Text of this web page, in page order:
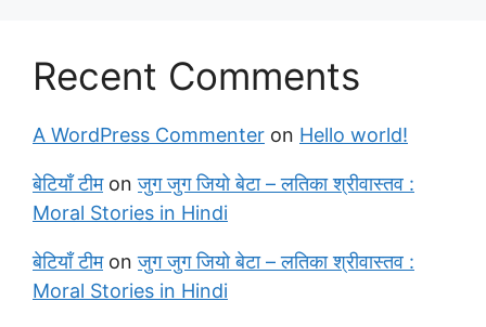
Recent Comments
A WordPress Commenter on Hello world!
बेटियाँ टीमonजुग जुग जियो बेटा – लतिका श्रीवास्तव :
Moral Stories in Hindi
बेटियाँ टीमonजुग जुग जियो बेटा – लतिका श्रीवास्तव :
Moral Stories in Hindi